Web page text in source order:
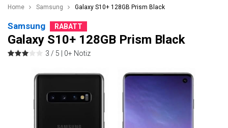
Home Samsung Galaxy S10+ 128GB Prism Black
Samsung RABATT
Galaxy S10+ 128GB Prism Black
3 / 5 | 0+ Notiz